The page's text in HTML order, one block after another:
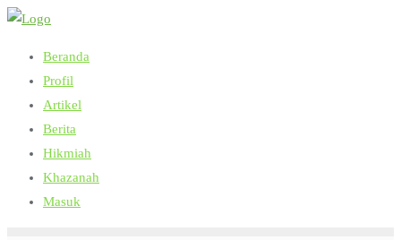
Skip
content
Beranda
Profil
Artikel
Berita
Hikmiah
Khazanah
Masuk